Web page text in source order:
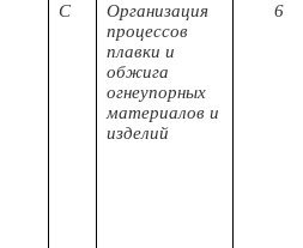
С
Организация
процессов
плавки и
обжига
огнеупорных
материалов и
изделий
6